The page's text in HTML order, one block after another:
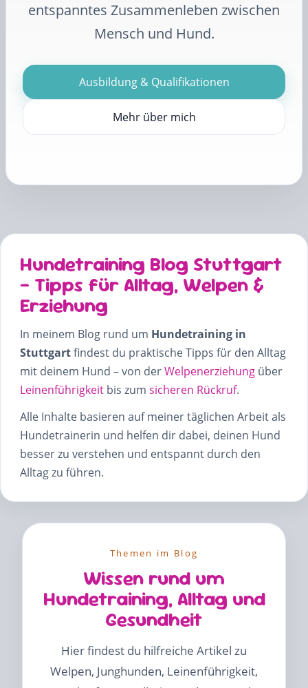
entspanntes Zusammenleben zwischen
Mensch und Hund.
Ausbildung & Qualifikationen
Mehr über mich
Hundetraining Blog Stuttgart
– Tipps für Alltag, Welpen &
Erziehung
In meinem Blog rund um Hundetraining in
Stuttgartfindest du praktische Tipps für den Alltag
mit deinem Hund – von derWelpenerziehung über
Leinenführigkeit bis zum sicheren Rückruf.
Alle Inhalte basieren auf meiner täglichen Arbeit als
Hundetrainerin und helfen dir dabei, deinen Hund
besser zu verstehen und entspannt durch den
Alltag zu führen.
Themen im Blog
Wissen rund um
Hundetraining, Alltag und
Gesundheit
Hier findest du hilfreiche Artikel zu
Welpen, Junghunden, Leinenführigkeit,